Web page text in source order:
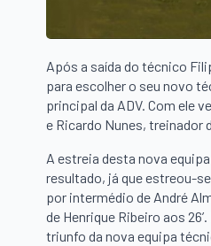
Após a saída do técnico
para escolher o seu novo
principal da ADV. Com ele
e Ricardo Nunes, treinador
A estreia desta nova
resultado, já que estreou-
por intermédio de André
de Henrique Ribeiro aos
triunfo da nova equipa